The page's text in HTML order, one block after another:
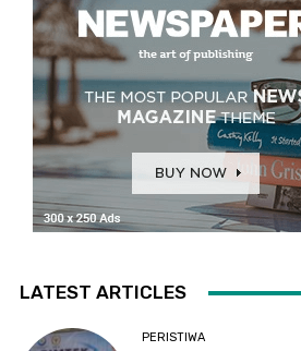
LATEST ARTICLES
PERISTIWA